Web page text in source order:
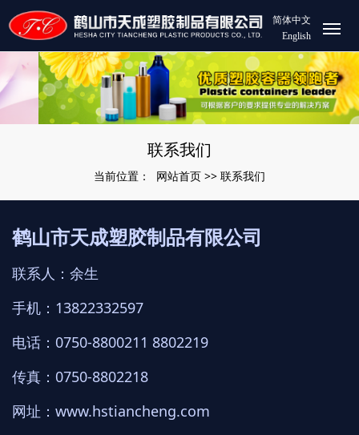
简体中文
English
联系我们
当前位置： 网站首页 >> 联系我们
鹤山市天成塑胶制品有限公司
联系人：余生
手机：13822332597
电话：0750-8800211 8802219
传真：0750-8802218
网址： www.hstiancheng.com